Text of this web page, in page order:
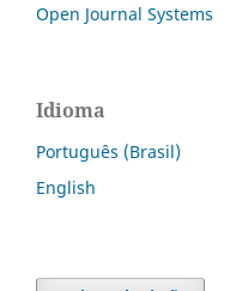
Open Journal Systems
Idioma
Português (Brasil)
English